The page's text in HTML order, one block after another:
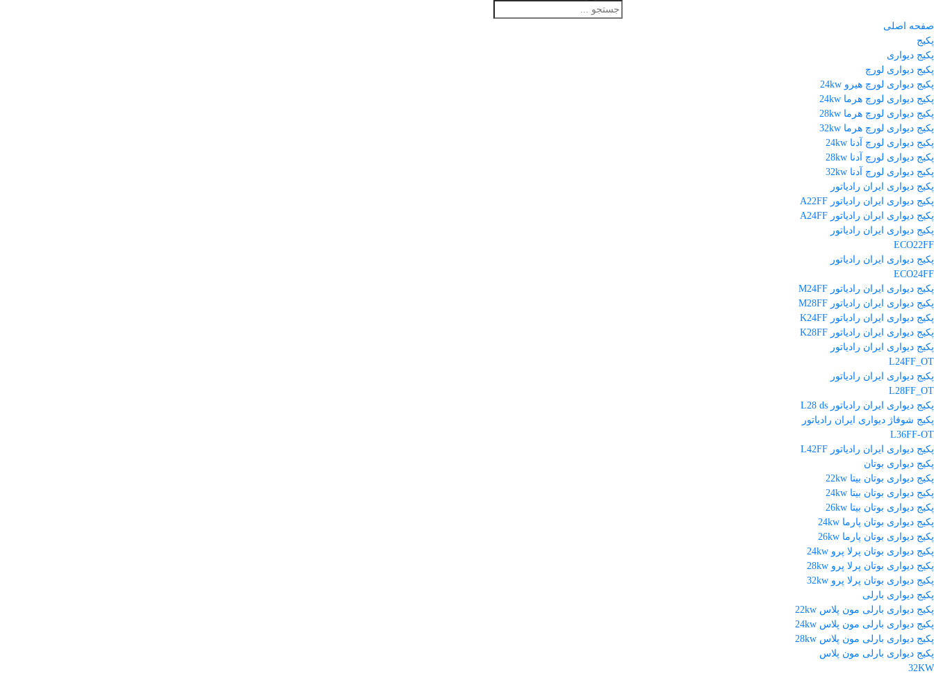
صفحه اصلی
پکیج
پکیج دیواری
پکیج دیواری لورچ
پکیج دیواری لورچ هیرو 24kw
پکیج دیواری لورچ هرما 24kw
پکیج دیواری لورچ هرما 28kw
پکیج دیواری لورچ هرما 32kw
پکیج دیواری لورچ آدنا 24kw
پکیج دیواری لورچ آدنا 28kw
پکیج دیواری لورچ آدنا 32kw
پکیج دیواری ایران رادیاتور
پکیج دیواری ایران رادیاتور A22FF
پکیج دیواری ایران رادیاتور A24FF
پکیج دیواری ایران رادیاتور
ECO22FF
پکیج دیواری ایران رادیاتور
ECO24FF
پکیج دیواری ایران رادیاتور M24FF
پکیج دیواری ایران رادیاتور M28FF
پکیج دیواری ایران رادیاتور K24FF
پکیج دیواری ایران رادیاتور K28FF
پکیج دیواری ایران رادیاتور
L24FF_OT
پکیج دیواری ایران رادیاتور
L28FF_OT
پکیج دیواری ایران رادیاتور L28 ds
پکیج شوفاژ دیواری ایران رادیاتور
L36FF-OT
پکیج دیواری ایران رادیاتور L42FF
پکیج دیواری بوتان
پکیج دیواری بوتان بیتا 22kw
پکیج دیواری بوتان بیتا 24kw
پکیج دیواری بوتان بیتا 26kw
پکیج دیواری بوتان پارما 24kw
پکیج دیواری بوتان پارما 26kw
پکیج دیواری بوتان پرلا پرو 24kw
پکیج دیواری بوتان پرلا پرو 28kw
پکیج دیواری بوتان پرلا پرو 32kw
پکیج دیواری بارلی
پکیج دیواری بارلی مون پلاس 22kw
پکیج دیواری بارلی مون پلاس 24kw
پکیج دیواری بارلی مون پلاس 28kw
پکیج دیواری بارلی مون پلاس
32KW